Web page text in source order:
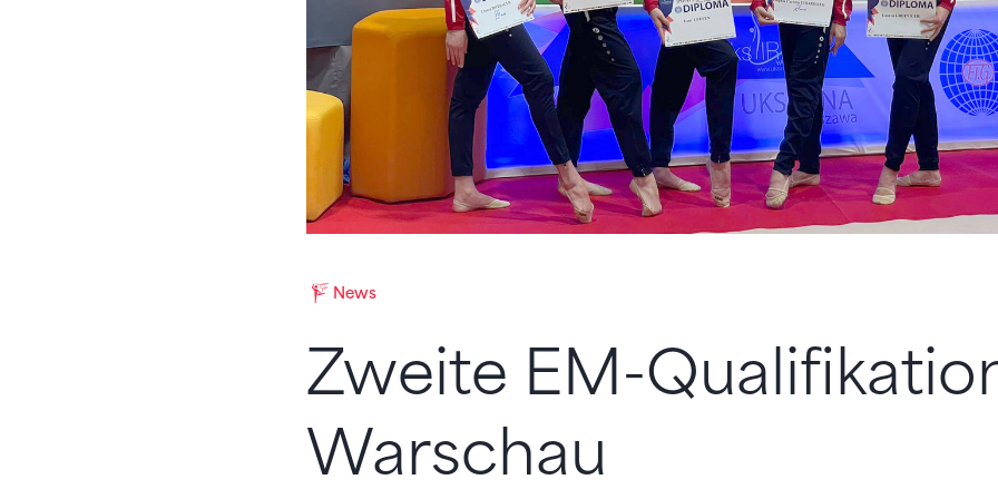
News
Zweite EM-
Warschau